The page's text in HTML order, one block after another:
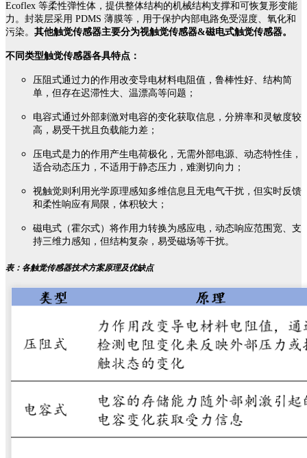
Ecoflex 等柔性弹性体，提供整体结构的机械结构支撑和可恢复形变能
力。封装层采用 PDMS 薄膜等，用于保护内部电路免受湿度、氧化和
污染。 其他触觉传感器主要分为视触觉传感器&磁电式触觉传感器。
不同类型触觉传感器各具特点：
压阻式通过力的作用改变导电材料电阻值，鲁棒性好、结构简
单，但存在迟滞性大、温漂高等问题；
电容式通过外部刺激对电容的变化获取信息，分辨率和灵敏度较
高，易受干扰且负载能力差；
压电式是力的作用产生电荷极化，无需外部电源、动态特性佳，
适合动态压力，不适用于静态压力，难测切向力；
视触觉则利用光学原理感知多维信息且无电气干扰，但实时反馈
和柔性响应有局限，体积较大；
磁电式（霍尔式）将作用力转换为感应电，动态响应范围宽、支
持三维力感知，但结构复杂，易受磁场等干扰。
表：各触觉传感器技术方案原理及优缺点